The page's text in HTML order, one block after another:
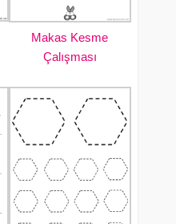
Makas Kesme
Çalışması